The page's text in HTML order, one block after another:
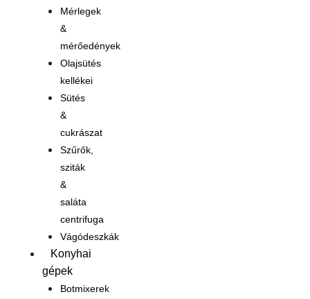
Mérlegek
&
mérőedények
Olajsütés
kellékei
Sütés
&
cukrászat
Szűrők,
sziták
&
saláta
centrifuga
Vágódeszkák
Konyhai
gépek
Botmixerek